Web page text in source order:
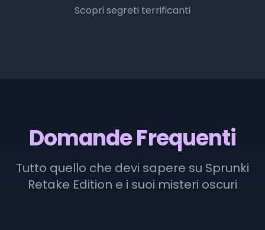
Scopri segreti terrificanti
Domande Frequenti
Tutto quello che devi sapere su Sprunki
Retake Edition e i suoi misteri oscuri